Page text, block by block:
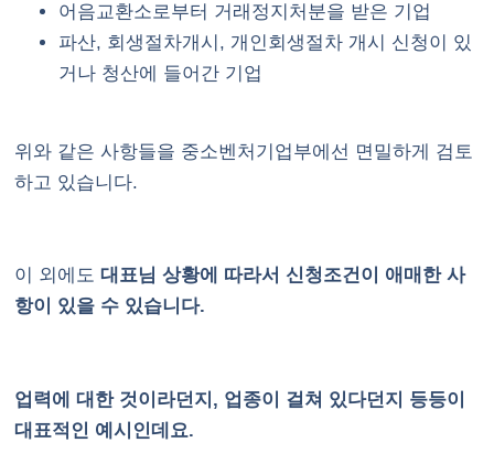
어음교환소로부터 거래정지처분을 받은 기업
파산, 회생절차개시, 개인회생절차 개시 신청이 있
거나 청산에 들어간 기업
위와 같은 사항들을 중소벤처기업부에선 면밀하게 검토
하고 있습니다.
이 외에도 대표님 상황에 따라서 신청조건이 애매한 사
항이 있을 수 있습니다.
업력에 대한 것이라던지, 업종이 걸쳐 있다던지 등등이
대표적인 예시인데요.